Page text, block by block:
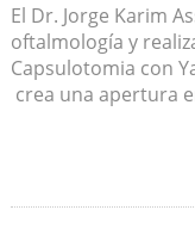
El Dr. Jorge Karim
oftalmología y
Capsulotomia con
crea una apertura